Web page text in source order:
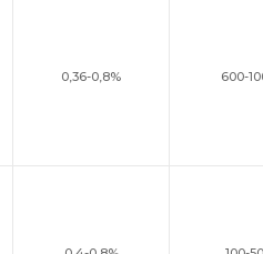
0,36-0,8% 600-